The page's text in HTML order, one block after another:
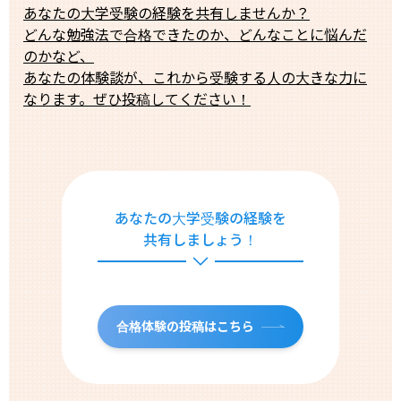
あなたの大学受験の経験を共有しませんか？
どんな勉強法で合格できたのか、どんなことに悩んだ
のかなど、
あなたの体験談が、これから受験する人の大きな力に
なります。ぜひ投稿してください！
あなたの大学受験の経験を
共有しましょう！
合格体験の投稿はこちら